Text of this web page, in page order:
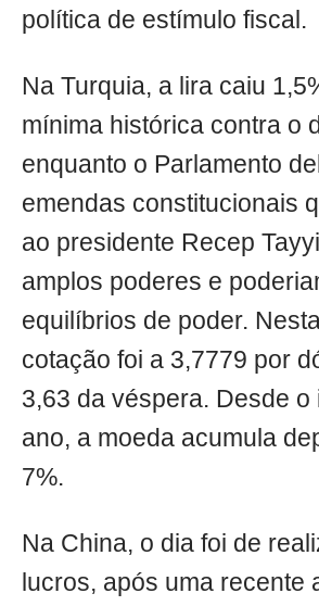
política de estímulo fiscal.
Na Turquia, a lira caiu
mínima histórica contra o
enquanto o Parlamento
emendas constitucionais
ao presidente Recep
amplos poderes e
equilíbrios de poder.
cotação foi a 3,7779 por
3,63 da véspera. Desde o
ano, a moeda acumula
7%.
Na China, o dia foi de
lucros, após uma recente